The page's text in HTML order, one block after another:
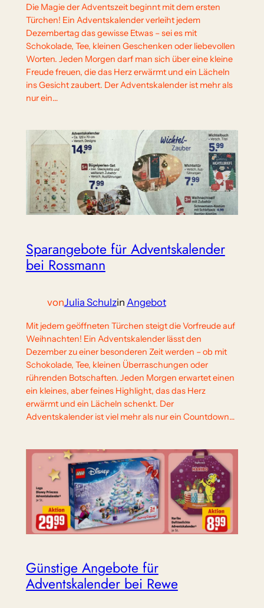
Die Magie der Adventszeit beginnt mit dem ersten
Türchen! Ein Adventskalender verleiht jedem
Dezembertag das gewisse Etwas – sei es mit
Schokolade, Tee, kleinen Geschenken oder liebevollen
Worten. Jeden Morgen darf man sich über eine kleine
Freude freuen, die das Herz erwärmt und ein Lächeln
ins Gesicht zaubert. Der Adventskalender ist mehr als
nur ein…
Sparangebote für Adventskalender
bei Rossmann
vonJulia Schulzin Angebot
Mit jedem geöffneten Türchen steigt die Vorfreude auf
Weihnachten! Ein Adventskalender lässt den
Dezember zu einer besonderen Zeit werden – ob mit
Schokolade, Tee, kleinen Überraschungen oder
rührenden Botschaften. Jeden Morgen erwartet einen
ein kleines, aber feines Highlight, das das Herz
erwärmt und ein Lächeln schenkt. Der
Adventskalender ist viel mehr als nur ein Countdown…
Günstige Angebote für
Adventskalender bei Rewe